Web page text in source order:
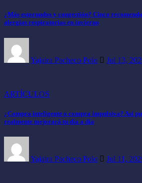
¿Más estornudos y congestión? Cinco
alergias respiratorias en invierno
Yajaira Pacheco Polo Jul 13,
ARTÍCULOS
¿Compra inteligente o compra impulsiva? Así
realmente mejorará tu día a día
Yajaira Pacheco Polo Jul 11,